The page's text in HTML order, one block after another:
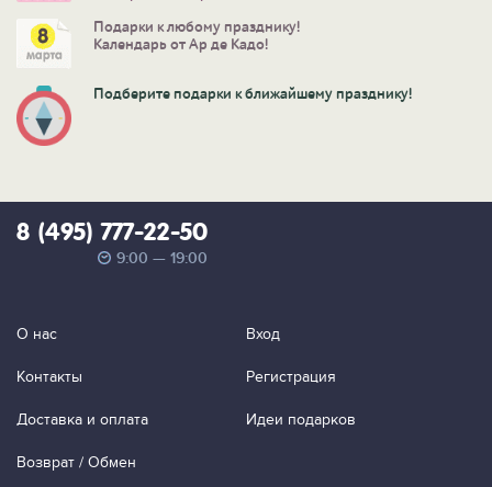
Подарки к любому празднику!
Календарь от Ар де Кадо!
Подберите подарки к ближайшему празднику!
8 (495) 777-22-50
9:00 — 19:00
О нас
Контакты
Доставка и оплата
Возврат / Обмен
Вход
Регистрация
Идеи подарков